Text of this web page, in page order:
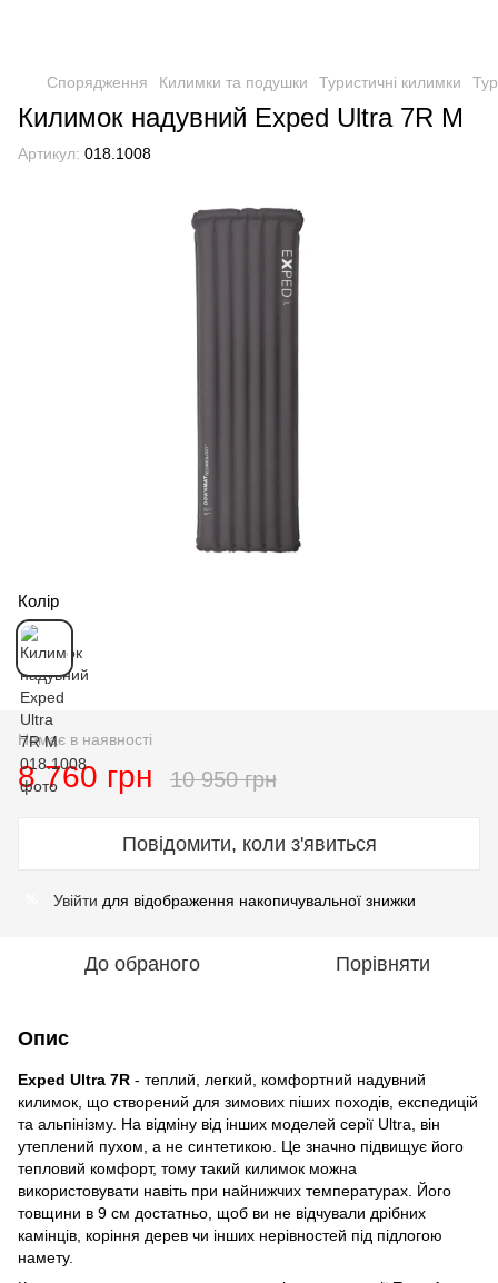
Спорядження Килимки та подушки Туристичні килимки
Килимок надувний Exped Ultra 7R M
Артикул: 018.1008
Колір
Немає в наявності
8 760 грн 10 950 грн
Повідомити, коли з'явиться
Увійти для відображення накопичувальної знижки
До обраного Порівняти
Опис
Exped Ultra 7R - теплий, легкий, комфортний надувний
килимок, що створений для зимових піших походів, експедицій
та альпінізму. На відміну від інших моделей серії Ultra, він
утеплений пухом, а не синтетикою. Це значно підвищує його
тепловий комфорт, тому такий килимок можна
використовувати навіть при найнижчих температурах. Його
товщини в 9 см достатньо, щоб ви не відчували дрібних
камінців, коріння дерев чи інших нерівностей під підлогою
намету.